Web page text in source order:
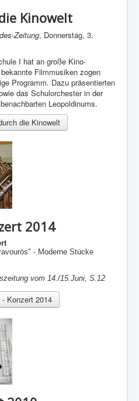
Kinowelt
Zeitung, Donnerstag, 3.
I hat an große Kino-
Filmmusiken zogen
Programm. Dazu präsentierten
das Schulorchester in der
Leopoldinums.
die Kinowelt
2014
- Moderne Stücke
vom 14./15.Juni, S.12
Konzert 2014